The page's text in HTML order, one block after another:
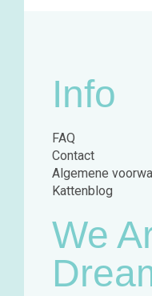
Info
FAQ
Contact
Algemene
Kattenblog
We